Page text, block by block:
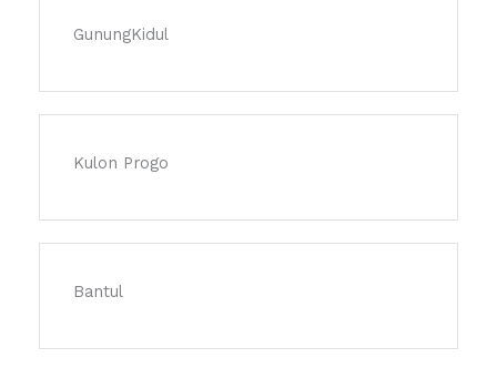
GunungKidul
Kulon Progo
Bantul